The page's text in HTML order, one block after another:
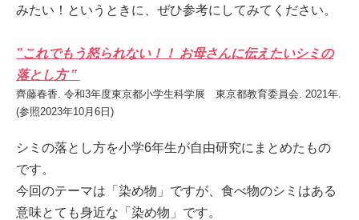
みたい！というときに、ぜひ参考にしてみてください。
”これでもう怒られない！！ お母さんに伝えたいシミの
落とし方 ”
齊藤春香. 令和3年度東京都小学生科学展 東京都教育委員会. 2021年.
(参照2023年10月6日)
シミの落とし方を小学6年生が自由研究にまとめたもの
です。
今回のテーマは「染め物」ですが、食べ物のシミはある
意味とても身近な「染め物」です。